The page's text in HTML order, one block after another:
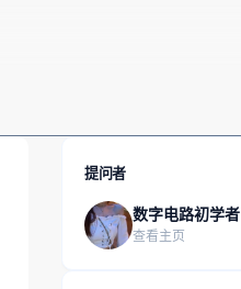
提问者
数字电路初学者
查看主页